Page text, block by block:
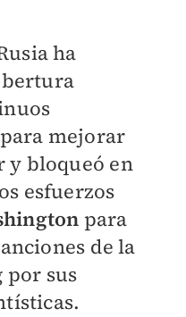
ha
mejorar
y bloqueó en
esfuerzos
para
de la
por sus